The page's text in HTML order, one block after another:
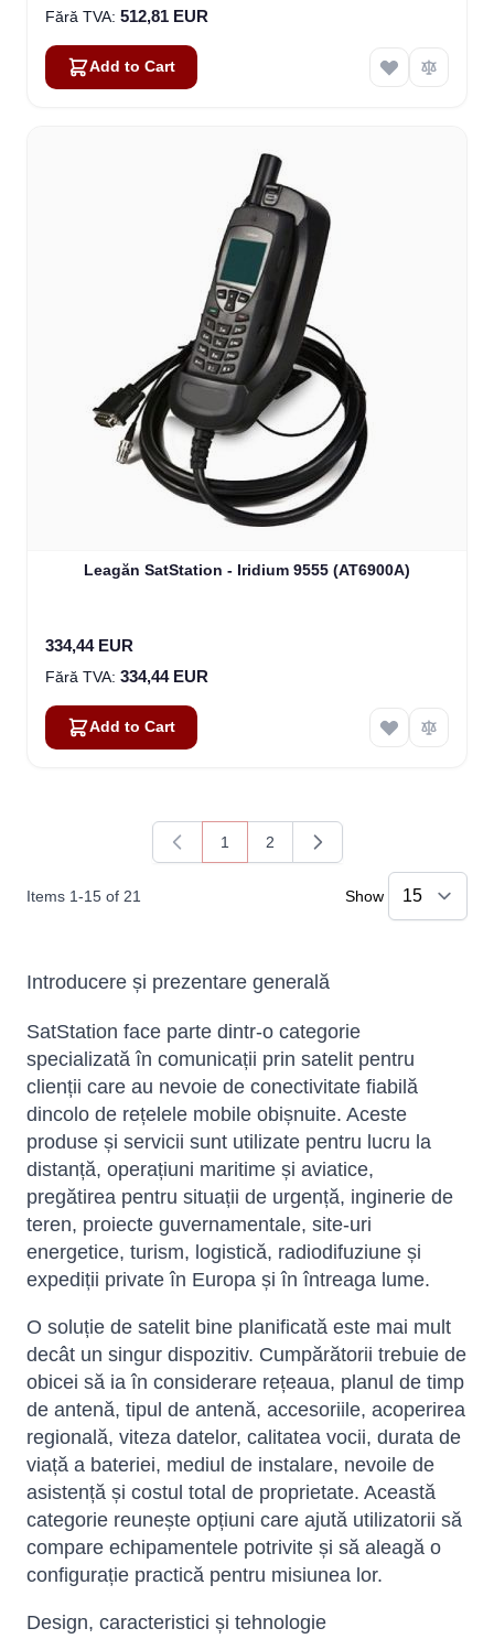
512,81 EUR
Add to Cart
Leagăn SatStation - Iridium 9555 (AT6900A)
334,44 EUR
334,44 EUR
Add to Cart
Items 1-15 of 21
You're currently reading page
1
Page
2
Show
Introducere și prezentare generală
SatStation face parte dintr-o categorie
specializată în comunicații prin satelit pentru
clienții care au nevoie de conectivitate fiabilă
dincolo de rețelele mobile obișnuite. Aceste
produse și servicii sunt utilizate pentru lucru la
distanță, operațiuni maritime și aviatice,
pregătirea pentru situații de urgență, inginerie de
teren, proiecte guvernamentale, site-uri
energetice, turism, logistică, radiodifuziune și
expediții private în Europa și în întreaga lume.
O soluție de satelit bine planificată este mai mult
decât un singur dispozitiv. Cumpărătorii trebuie de
obicei să ia în considerare rețeaua, planul de timp
de antenă, tipul de antenă, accesoriile, acoperirea
regională, viteza datelor, calitatea vocii, durata de
viață a bateriei, mediul de instalare, nevoile de
asistență și costul total de proprietate. Această
categorie reunește opțiuni care ajută utilizatorii să
compare echipamentele potrivite și să aleagă o
configurație practică pentru misiunea lor.
Design, caracteristici și tehnologie